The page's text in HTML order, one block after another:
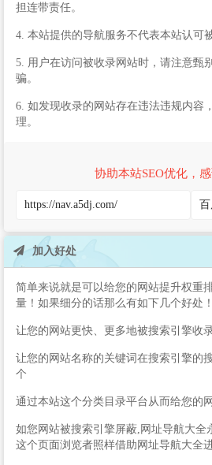
担连带责任。
4. 本站提供的导航服务不代表本站认可
5. 用户在访问被收录网站时，请注意甄
骗。
6. 如发现收录的网站存在违法违规内容
理。
协助本站SEO优化，感
加入好处
简单来说就是可以给您的网站提升权重
量！如果细分的话那么有如下几个好处！
让您的网站更快、更多地被搜索引擎收
让您的网站名称的关键词在搜索引擎的
个
通过本站这个分类目录平台从而给您的
如您网站被搜索引擎屏蔽,网址导航大全
这个页面浏览者照样借助网址导航大全